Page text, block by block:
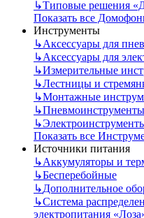
↳Типовые решения
Показать все
Инструменты
↳Аксессуары для
↳Аксессуары для
↳Измерительные
↳Лестницы и
↳Монтажные
↳Пневмоинструменты
↳
Показать все
Источники питания
↳Аккумуляторы и
↳Бесперебойные
↳Дополнительное
↳Система
электропитания